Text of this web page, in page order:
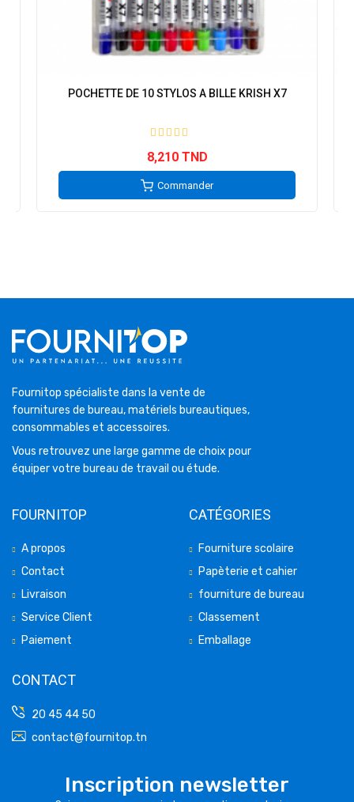
POCHETTE DE 10 STYLOS A BILLE KRISH X7
8,210 TND
Commander
Fournitop spécialiste dans la vente de
fournitures de bureau, matériels bureautiques,
consommables et accessoires.
Vous retrouvez une large gamme de choix pour
équiper votre bureau de travail ou étude.
FOURNITOP
A propos
Contact
Livraison
Service Client
Paiement
CATÉGORIES
Fourniture scolaire
Papèterie et cahier
fourniture de bureau
Classement
Emballage
CONTACT
20 45 44 50
contact@fournitop.tn
Inscription newsletter